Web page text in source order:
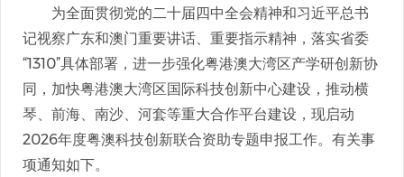
为全面贯彻党的二十届四中全会精神和习近平总书
记视察广东和澳门重要讲话、重要指示精神，落实省委
“1310”具体部署，进一步强化粤港澳大湾区产学研创新协
同，加快粤港澳大湾区国际科技创新中心建设，推动横
琴、前海、南沙、河套等重大合作平台建设，现启动
2026年度粤澳科技创新联合资助专题申报工作。有关事
项通知如下。